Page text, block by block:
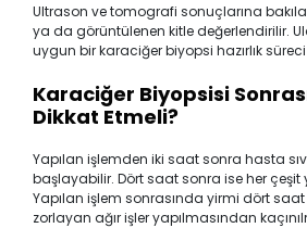
Ultrason ve tomografi sonuçlarına
ya da görüntülenen kitle değerlendirilir.
uygun bir karaciğer biyopsi hazırlık süreci
Karaciğer Biyopsisi
Dikkat Etmeli?
Yapılan işlemden iki saat sonra hasta
başlayabilir. Dört saat sonra ise her çeşit
Yapılan işlem sonrasında yirmi dört
zorlayan ağır işler yapılmasından